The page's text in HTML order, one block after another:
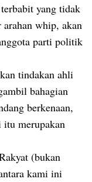
yang tidak
whip, akan
parti politik
tindakan ahli
bahagian
berkenaan,
itu merupakan
(bukan
kami ini